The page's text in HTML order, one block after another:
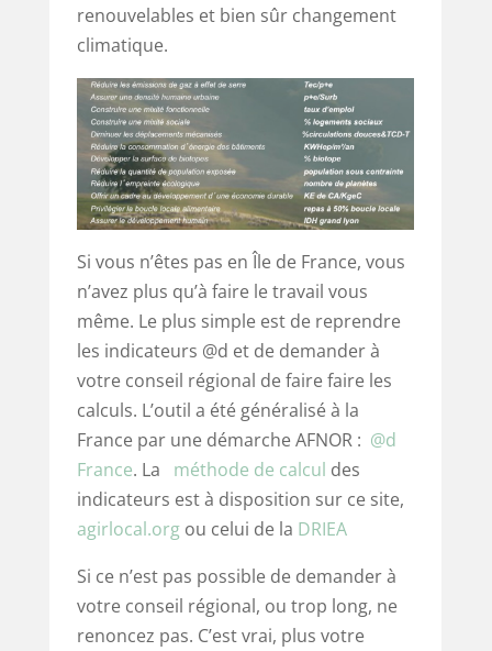
renouvelables et bien sûr changement
climatique.
Si vous n’êtes pas en Île de France, vous
n’avez plus qu’à faire le travail vous
même. Le plus simple est de reprendre
les indicateurs @d et de demander à
votre conseil régional de faire faire les
calculs. L’outil a été généralisé à la
France par une démarche AFNOR : @d
France. La méthode de calcul des
indicateurs est à disposition sur ce site,
agirlocal.orgou celui de la DRIEA
Si ce n’est pas possible de demander à
votre conseil régional, ou trop long, ne
renoncez pas. C’est vrai, plus votre